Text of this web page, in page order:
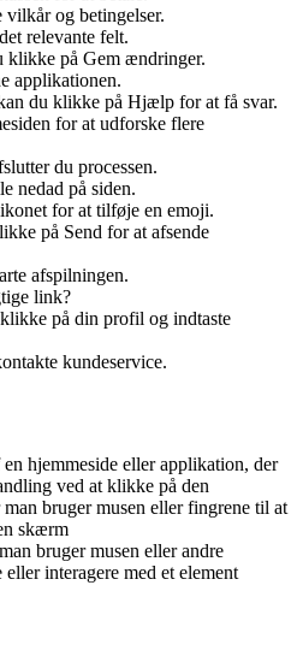
og betingelser.
relevante felt.
på Gem ændringer.
applikationen.
du klikke på Hjælp for at få svar.
for at udforske flere
du processen.
nedad på siden.
for at tilføje en emoji.
på Send for at afsende
afspilningen.
link?
på din profil og indtaste
kundeservice.
hjemmeside eller applikation, der
ved at klikke på den
bruger musen eller fingrene til at
skærm
bruger musen eller andre
interagere med et element